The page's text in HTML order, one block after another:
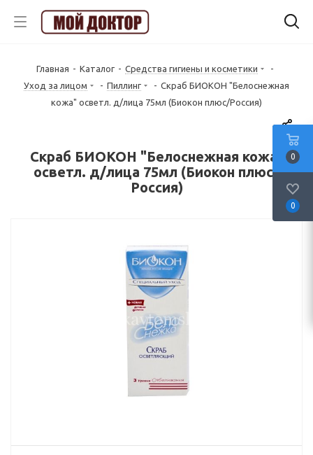
Главная - Каталог - Средства гигиены и косметики
-
Уход за лицом
- Пиллинг - Скраб БИОКОН "Белоснежная
кожа" осветл. д/лица 75мл (Биокон плюс/Россия)
Скраб БИОКОН "Белоснежная кожа"
осветл. д/лица 75мл (Биокон плюс/
Россия)
0
0